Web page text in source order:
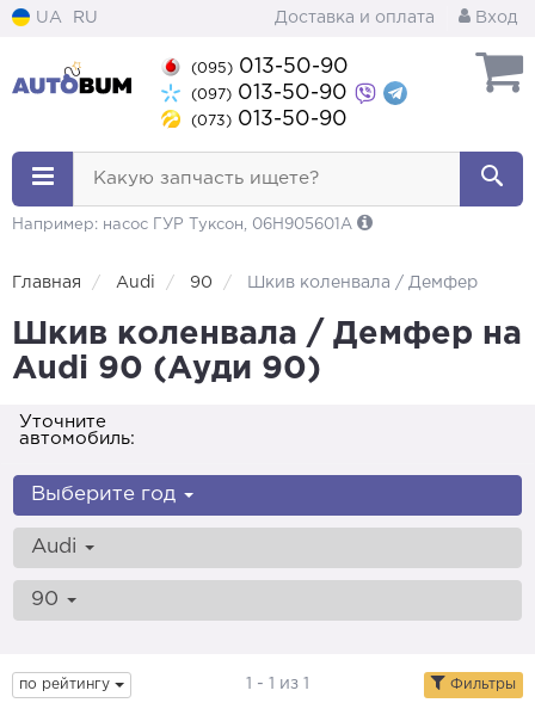
UA RU Доставка и оплата Вход
(095) 013-50-90
(097) 013-50-90
(073) 013-50-90
Какую запчасть ищете?
Например: насос ГУР Туксон, 06H905601A
Главная Audi 90 Шкив коленвала / Демфер
Шкив коленвала / Демфер на
Audi 90 (Ауди 90)
Уточните
автомобиль:
Выберите год
Audi
90
по рейтингу 1 - 1 из 1 Фильтры